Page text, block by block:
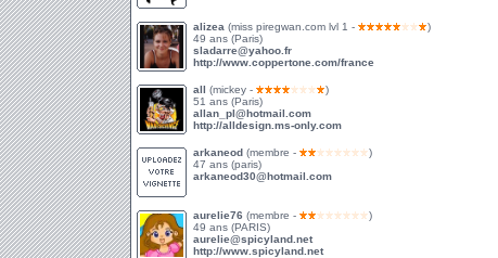
alizea (miss piregwan.com lvl 1 -
)
49 ans (Paris)
sladarre@yahoo.fr
http://www.coppertone.com/france
all (mickey -
)
51 ans (Paris)
allan_pl@hotmail.com
http://alldesign.ms-only.com
arkaneod (membre -
)
47 ans (paris)
arkaneod30@hotmail.com
aurelie76 (membre -
)
49 ans (PARIS)
aurelie@spicyland.net
http://www.spicyland.net